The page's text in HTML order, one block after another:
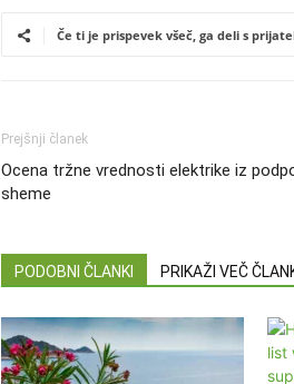
Če ti je prispevek všeč, ga deli s
Prejšnji članek
Ocena tržne vrednosti elektrike iz
sheme
PODOBNI ČLANKI PRIKAŽI VEČ